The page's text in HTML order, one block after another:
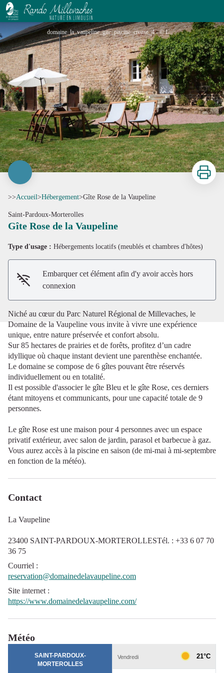
Gîte Rose de la Vaupeline
domaine_la_vaupeline_gite_piscine_creuse_4 - © La Vaupeline
Voir l'image en plein écran
Imprimer
>>Accueil>Hébergement>Gîte Rose de la Vaupeline
Saint-Pardoux-Morterolles
Gîte Rose de la Vaupeline
Type d'usage : Hébergements locatifs (meublés et chambres d'hôtes)
Embarquer cet élément afin d'y avoir accès hors
connexion
Niché au cœur du Parc Naturel Régional de Millevaches, le
Domaine de la Vaupeline vous invite à vivre une expérience
unique, entre nature préservée et confort absolu.
Sur 85 hectares de prairies et de forêts, profitez d’un cadre
idyllique où chaque instant devient une parenthèse enchantée.
Le domaine se compose de 6 gîtes pouvant être réservés
individuellement ou en totalité.
Il est possible d'associer le gîte Bleu et le gîte Rose, ces derniers
étant mitoyens et communicants, pour une capacité totale de 9
personnes.
Le gîte Rose est une maison pour 4 personnes avec un espace
privatif extérieur, avec salon de jardin, parasol et barbecue à gaz.
Vous aurez accès à la piscine en saison (de mi-mai à mi-septembre
en fonction de la météo).
Contact
La Vaupeline
23400 SAINT-PARDOUX-MORTEROLLESTél. : +33 6 07 70
36 75
Courriel :
reservation@domainedelavaupeline.com
Site internet :
https://www.domainedelavaupeline.com/
Météo